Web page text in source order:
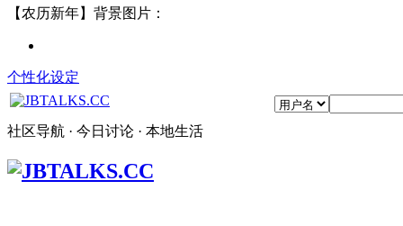
【农历新年】背景图片：
个性化设定
社区导航 · 今日讨论 · 本地生活